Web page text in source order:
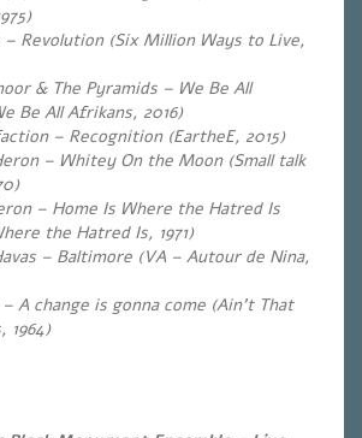
– Revolution (Six Million Ways to Live,
& The Pyramids – We Be All
Be All Afrikans, 2016)
– Recognition (EartheE, 2015)
– Whitey On the Moon (Small talk
– Home Is Where the Hatred Is
the Hatred Is, 1971)
– Baltimore (VA – Autour de Nina,
– A change is gonna come (Ain’t That
1964)